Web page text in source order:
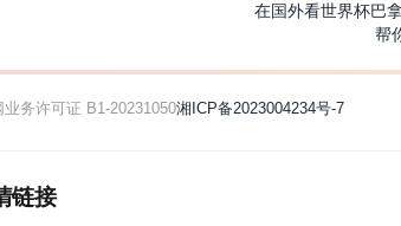
在国外看世界杯巴
帮
务许可证 B1-20231050湘ICP备2023004234号-7
链接